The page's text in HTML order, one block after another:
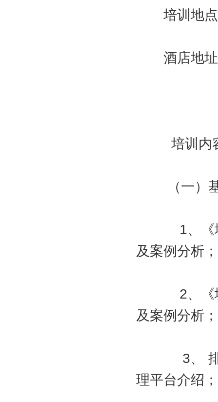
培训地点
酒店地址
培训内
（一）基
1、《城镇
及案例分析；
2、《城镇
及案例分析；
3、 排水
理平台介绍；